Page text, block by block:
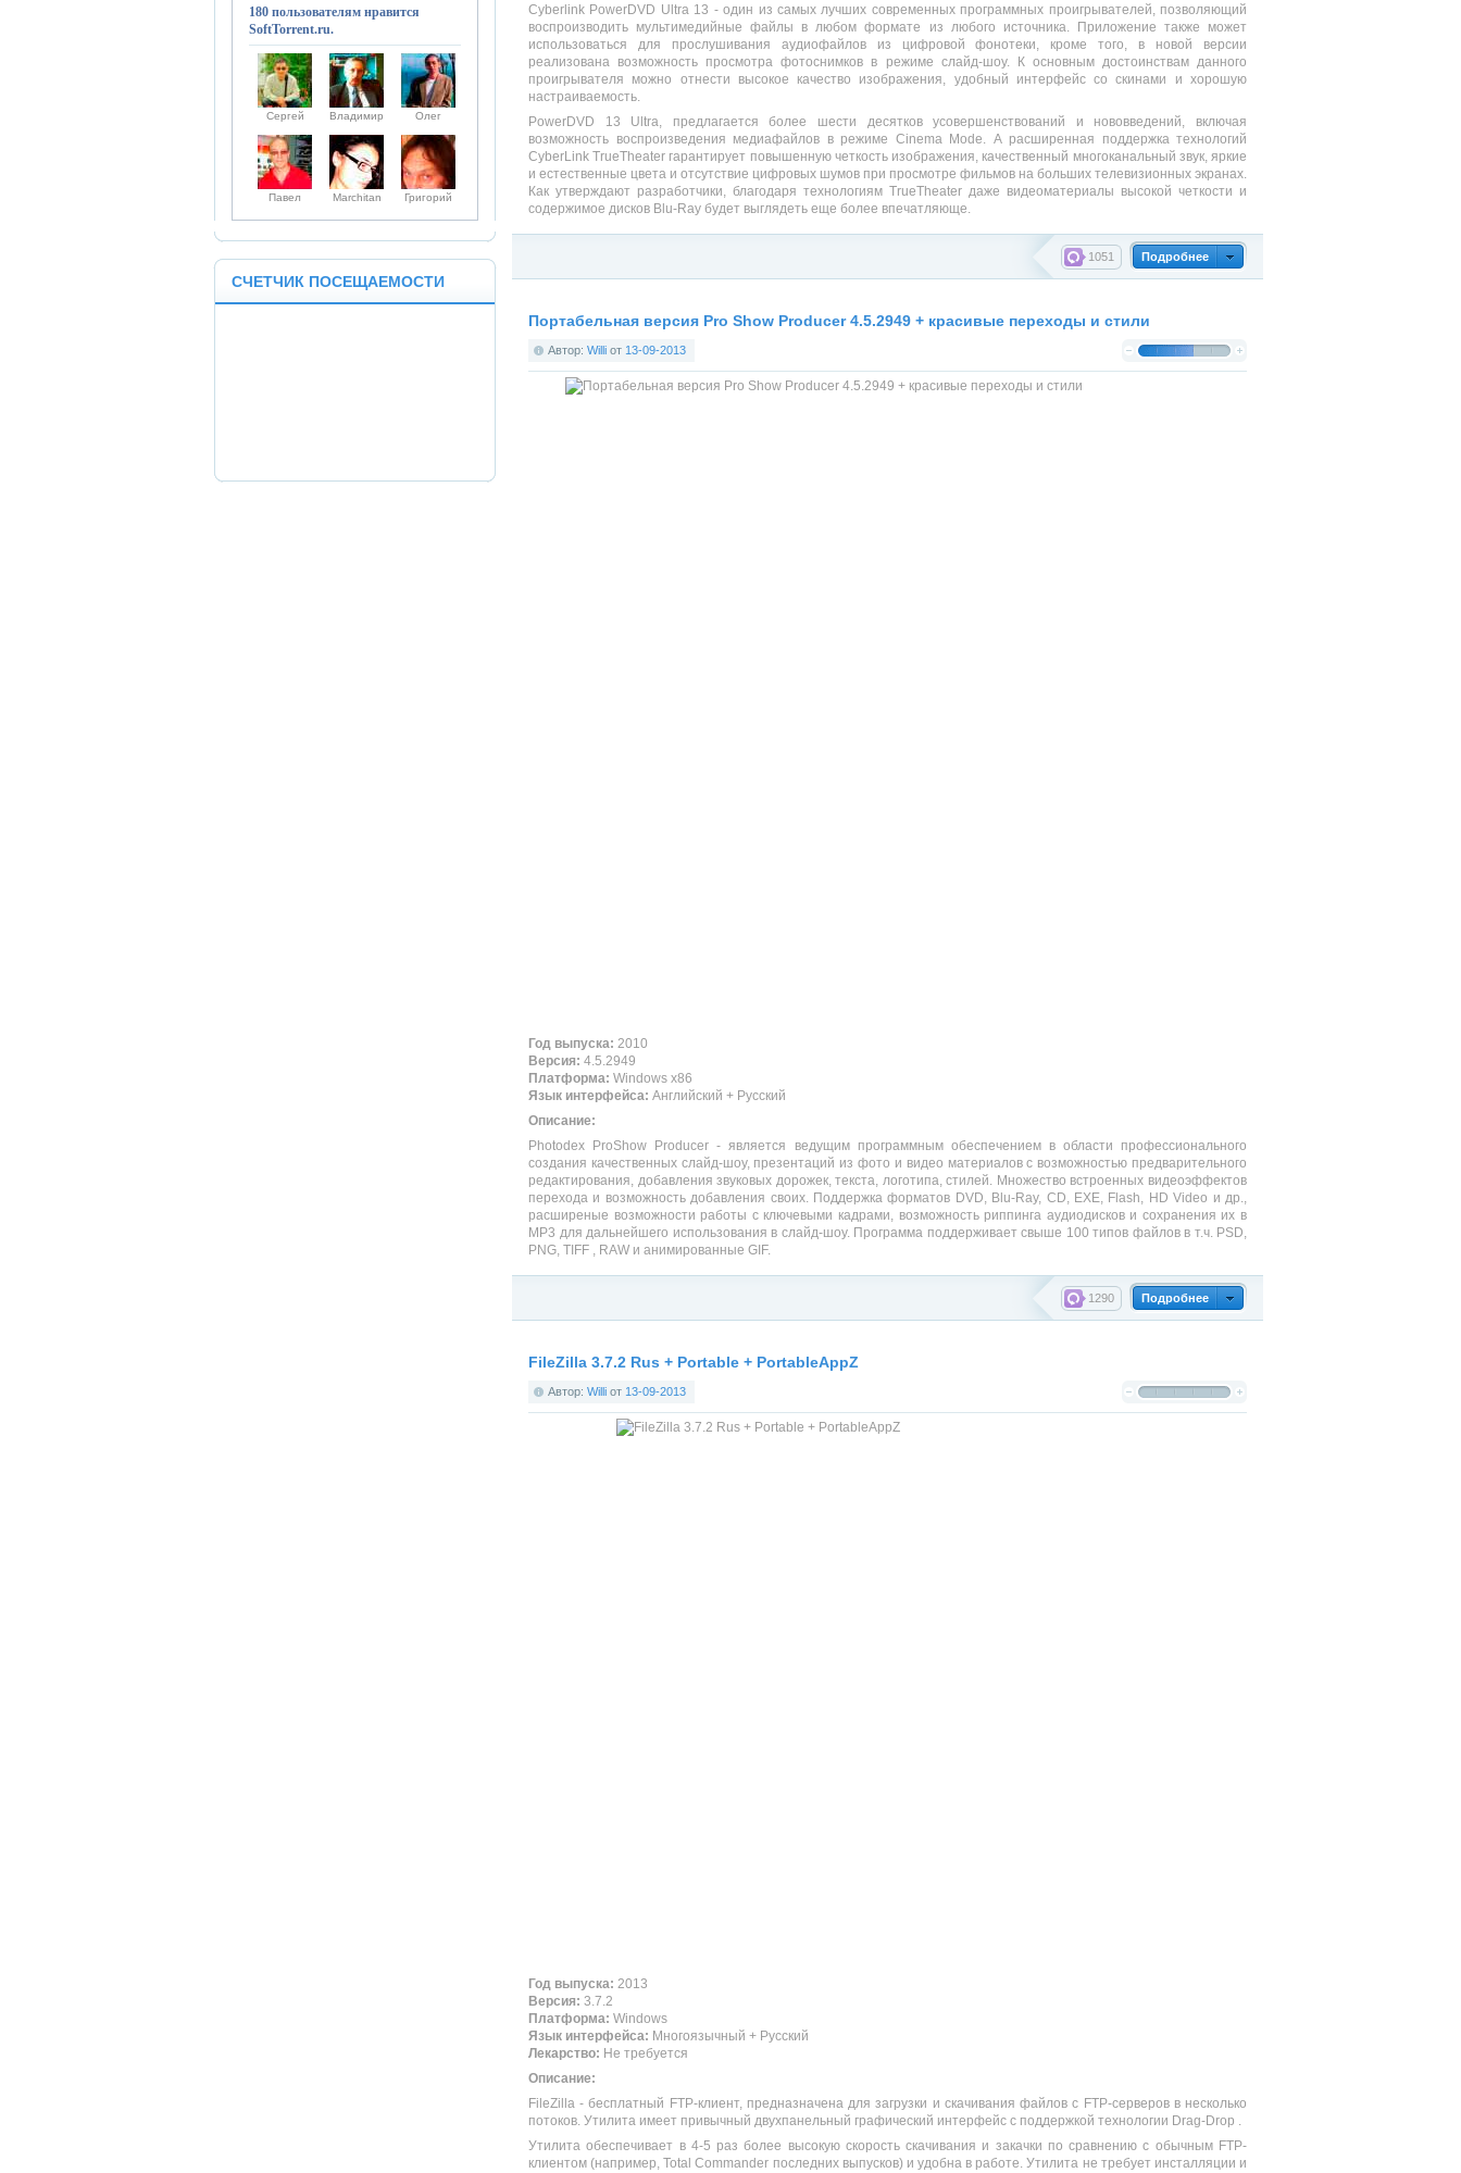
Cyberlink PowerDVD Ultra 13 - один из самых лучших современных программных проигрывателей, позволяющий
воспроизводить мультимедийные файлы в любом формате из любого источника. Приложение также может
использоваться для прослушивания аудиофайлов из цифровой фонотеки, кроме того, в новой версии
реализована возможность просмотра фотоснимков в режиме слайд-шоу. К основным достоинствам данного
проигрывателя можно отнести высокое качество изображения, удобный интерфейс со скинами и хорошую
настраиваемость.
PowerDVD 13 Ultra, предлагается более шести десятков усовершенствований и нововведений, включая
возможность воспроизведения медиафайлов в режиме Cinema Mode. А расширенная поддержка технологий
CyberLink TrueTheater гарантирует повышенную четкость изображения, качественный многоканальный звук, яркие
и естественные цвета и отсутствие цифровых шумов при просмотре фильмов на больших телевизионных экранах.
Как утверждают разработчики, благодаря технологиям TrueTheater даже видеоматериалы высокой четкости и
содержимое дисков Blu-Ray будет выглядеть еще более впечатляюще.
Подробнее
1051
Портабельная версия Pro Show Producer 4.5.2949 + красивые переходы и стили
Автор: Willi от 13-09-2013
Год выпуска: 2010
Версия: 4.5.2949
Платформа: Windows x86
Язык интерфейса: Английский + Русский
Описание:
Photodex ProShow Producer - является ведущим программным обеспечением в области профессионального
создания качественных слайд-шоу, презентаций из фото и видео материалов с возможностью предварительного
редактирования, добавления звуковых дорожек, текста, логотипа, стилей. Множество встроенных видеоэффектов
перехода и возможность добавления своих. Поддержка форматов DVD, Blu-Ray, CD, EXE, Flash, HD Video и др.,
расширеные возможности работы с ключевыми кадрами, возможность риппинга аудиодисков и сохранения их в
MP3 для дальнейшего использования в слайд-шоу. Программа поддерживает свыше 100 типов файлов в т.ч. PSD,
PNG, TIFF , RAW и анимированные GIF.
Подробнее
1290
FileZilla 3.7.2 Rus + Portable + PortableAppZ
Автор: Willi от 13-09-2013
Год выпуска: 2013
Версия: 3.7.2
Платформа: Windows
Язык интерфейса: Многоязычный + Русский
Лекарство: Не требуется
Описание:
FileZilla - бесплатный FTP-клиент, предназначена для загрузки и скачивания файлов с FTP-серверов в несколько
потоков. Утилита имеет привычный двухпанельный графический интерфейс с поддержкой технологии Drag-Drop .
Утилита обеспечивает в 4-5 раз более высокую скорость скачивания и закачки по сравнению с обычным FTP-
клиентом (например, Total Commander последних выпусков) и удобна в работе. Утилита не требует инсталляции и
180 пользователям нравится
SoftTorrent.ru.
Сергей Владимир Олег
Павел Marchitan Григорий
СЧЕТЧИК ПОСЕЩАЕМОСТИ